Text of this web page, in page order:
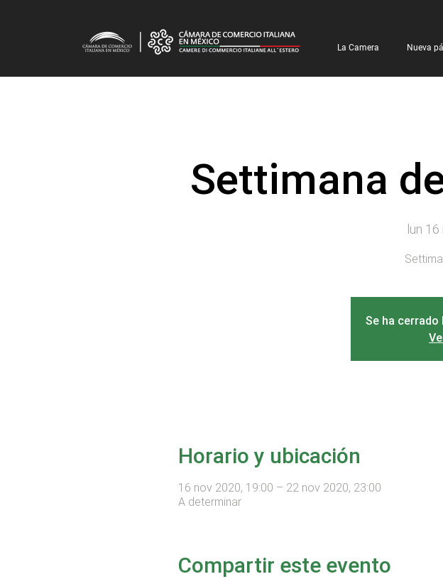
La Camera Nueva
Settimana
lun 16
Se ha
Horario y ubicación
16 nov 2020, 19:00 – 22 nov 2020, 23:00
A determinar
Compartir este evento